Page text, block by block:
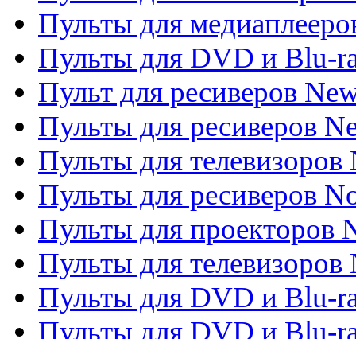
Пульты для
Пульты для DVD и Blu-
Пульт для ресиверов
Пульты для ресиверов
Пульты для телевизоров
Пульты для ресиверов
Пульты для проекторов
Пульты для телевизоров
Пульты для DVD и Blu-
Пульты для DVD и Blu-